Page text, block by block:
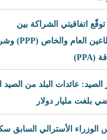
بين
القطاعين العام والخاص (PPP) وشراء
من الصيد العام
السابق سكوت